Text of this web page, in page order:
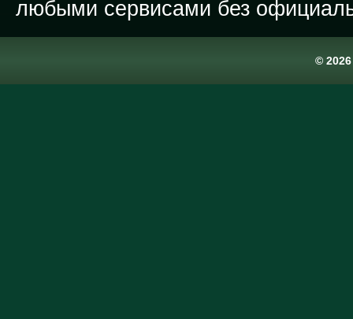
любыми сервисами без
©